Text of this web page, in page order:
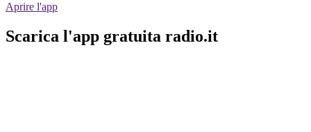
Aprire l'app
Scarica l'app gratuita radio.it